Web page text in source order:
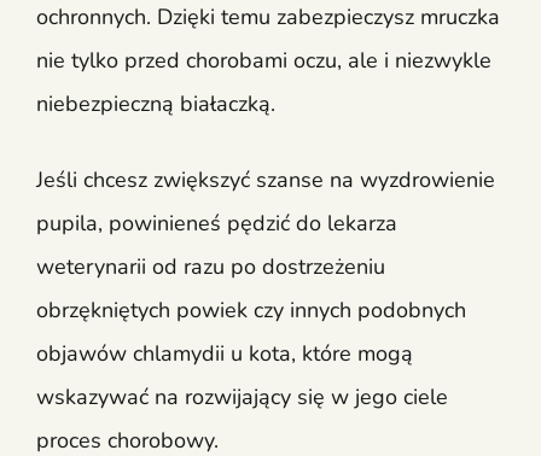
ochronnych. Dzięki temu zabezpieczysz mruczka
nie tylko przed chorobami oczu, ale i niezwykle
niebezpieczną białaczką.
Jeśli chcesz zwiększyć szanse na wyzdrowienie
pupila, powinieneś pędzić do lekarza
weterynarii od razu po dostrzeżeniu
obrzękniętych powiek czy innych podobnych
objawów chlamydii u kota, które mogą
wskazywać na rozwijający się w jego ciele
proces chorobowy.